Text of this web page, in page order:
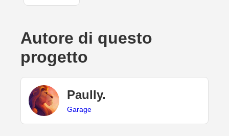
Autore di questo
progetto
Paully.
Garage